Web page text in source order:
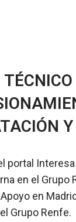
portal
en el Grupo
en
Grupo Renfe.